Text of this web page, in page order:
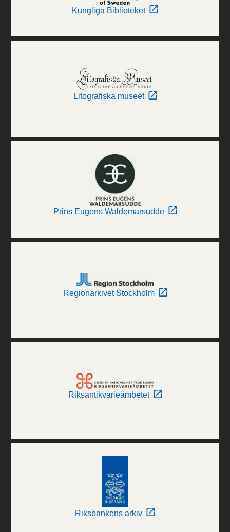
Kungliga Biblioteket
Litografiska museet
Prins Eugens Waldemarsudde
Regionarkivet Stockholm
Riksantikvarieämbetet
Riksbankens arkiv